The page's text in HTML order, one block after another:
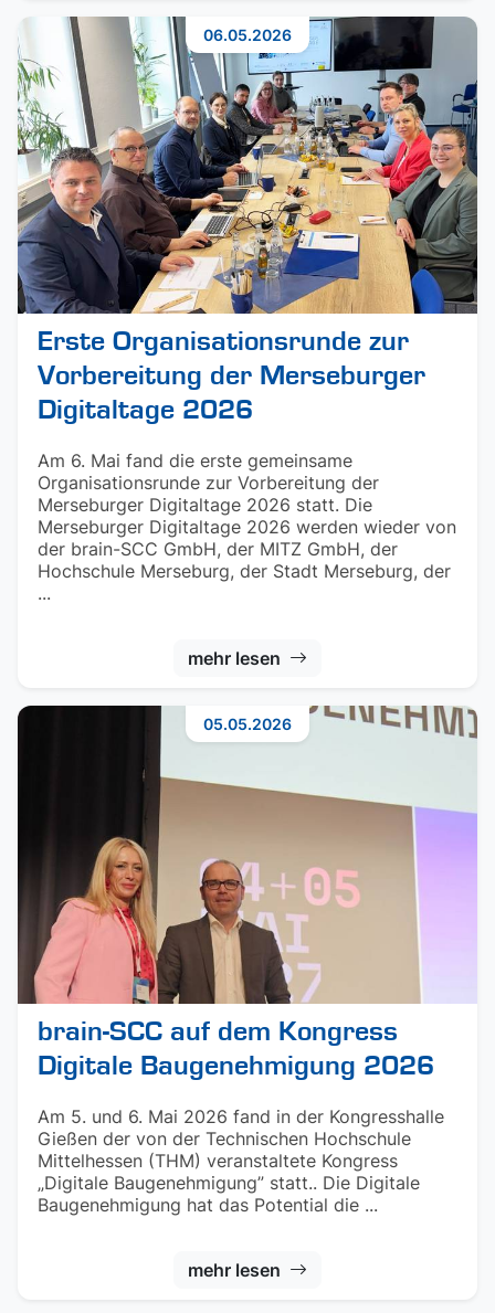
Erste Organisationsrunde zur
Vorbereitung der Merseburger
Digitaltage 2026
Am 6. Mai fand die erste gemeinsame
Organisationsrunde zur Vorbereitung der
Merseburger Digitaltage 2026 statt. Die
Merseburger Digitaltage 2026 werden wieder von
der brain-SCC GmbH, der MITZ GmbH, der
Hochschule Merseburg, der Stadt Merseburg, der
...
mehr lesen
06.05.2026
brain-SCC auf dem Kongress
Digitale Baugenehmigung 2026
Am 5. und 6. Mai 2026 fand in der Kongresshalle
Gießen der von der Technischen Hochschule
Mittelhessen (THM) veranstaltete Kongress
„Digitale Baugenehmigung” statt.. Die Digitale
Baugenehmigung hat das Potential die ...
mehr lesen
05.05.2026